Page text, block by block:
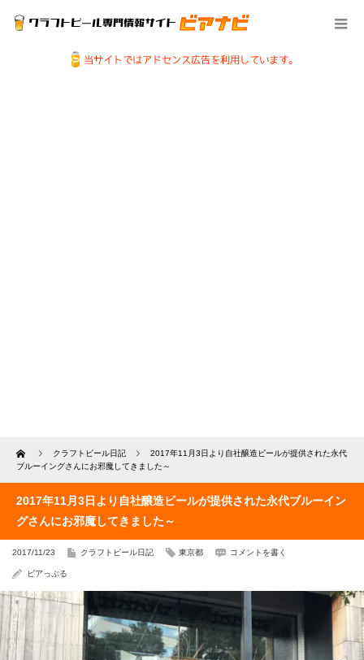
Home クラフトビール日記
2017年11月3日より自社醸造ビールが提供された永代
ブルーイングさんにお邪魔してきました～
2017年11月3日より自社醸造ビールが提供された永代ブルーイン
グさんにお邪魔してきました～
2017/11/23 クラフトビール日記 東京都 コメントを書く
ビアっぷる